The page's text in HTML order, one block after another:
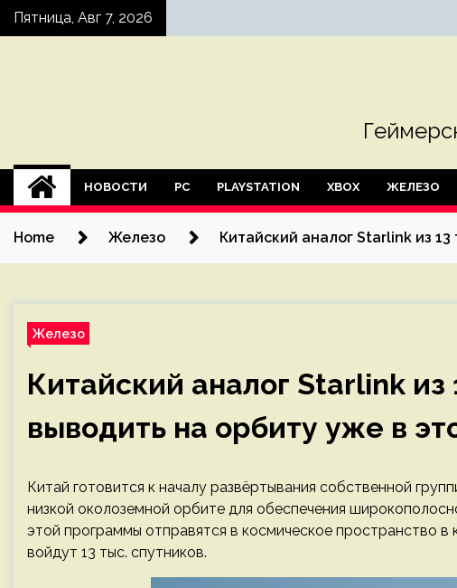
SkipПятница, Авг 7, 2026
НОВОСТИ PC PLAYSTATION XBOX ЖЕЛЕЗО
Home Железо Китайский аналог Starlink из
Железо
Китайский аналог Starlink из
выводить на орбиту уже в
Китай готовится к началу развёртывания собственной
низкой околоземной орбите для обеспечения
этой программы отправятся в космическое пространство в
войдут 13 тыс. спутников.